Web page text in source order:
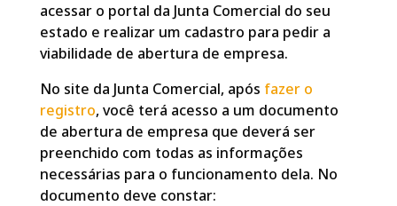
acessar o portal da Junta Comercial do seu
estado e realizar um cadastro para pedir a
viabilidade de abertura de empresa.
No site da Junta Comercial, após fazer o
registro, você terá acesso a um documento
de abertura de empresa que deverá ser
preenchido com todas as informações
necessárias para o funcionamento dela. No
documento deve constar: